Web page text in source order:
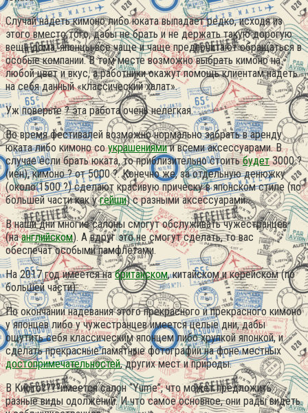
Случай надеть кимоно либо юката выпадает редко, исходя из
этого вместо того, дабы не брать и не держать такую дорогую
вещь дома, японцы все чаще и чаще предпочитают обращаться в
особые компании. В том месте возможно выбрать кимоно на
любой цвет и вкус, а работники окажут помощь клиентам надеть
на себя данный «классический халат».
Уж поверьте ? эта работа очень нелегкая.
Во время фестивалей возможно нормально забрать в аренду
юката либо кимоно соукрашениямии всеми аксессуарами. В
случае если брать юката, то приблизительно стоитьбудет3000 ?
(иен), кимоно ? от 5000 ?. Конечно же, за отдельную денюжку
(около 1500 ?) сделают красивую прическу в японском стиле (по
большей части как угейши) с разными аксессуарами.
В наши дни многие салоны смогут обслуживать чужестранцев
(наанглийском). А вдруг это не смогут сделать, то вас
обеспечат особыми памфлетами.
На 2017 год имеется набританском, китайском и корейском (по
большей части).
По окончании надевания этого прекрасного и прекрасного кимоно
у японцев либо у чужестранцев имеется целые дни, дабы
ощутить себя классическим японцем либо хрупкой японкой, и
сделать прекрасные памятные фотографии на фоне местных
достопримечательностей, других мест и природы.
В Киото????имеется салон “Yume”, что может предложить
разные виды одолжений. И что самое основное, они рады видеть